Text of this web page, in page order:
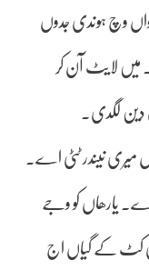
وچ ہوندی جدوں
میں لایٹ آن کر
دین لگدی۔
نیندر ٹٹی اے۔
یارھاں کو وجے
کٹ کے گیاں اج